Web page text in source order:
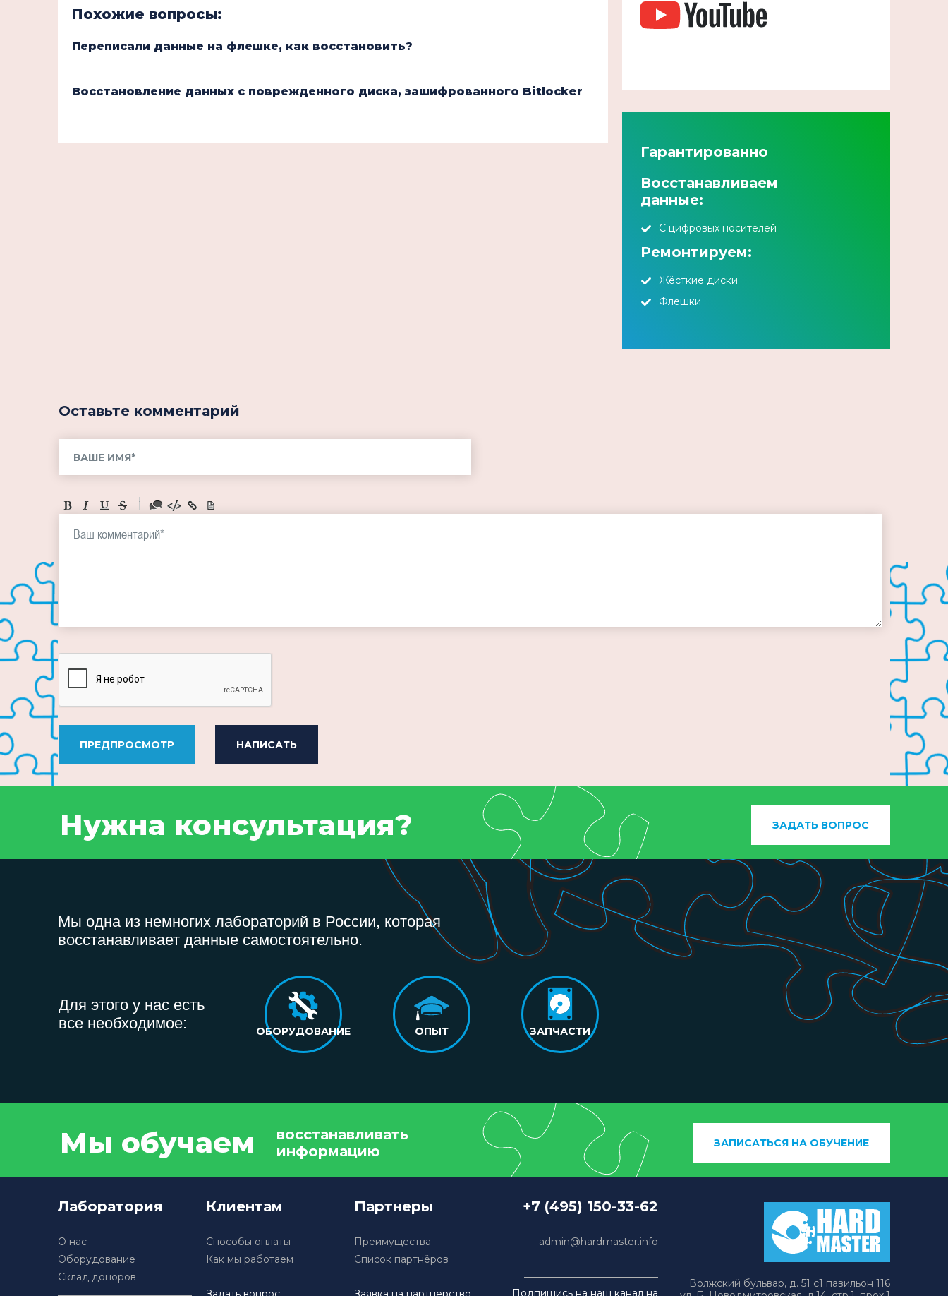
Похожие вопросы:
Переписали данные на флешке, как восстановить?
Восстановление данных с поврежденного диска, зашифрованного Bitlocker
Оставьте комментарий
-
-
-
ПРЕДПРОСМОТР НАПИСАТЬ
Гарантированно
Восстанавливаем
данные:
С цифровых носителей
Ремонтируем:
Жёсткие диски
Флешки
Нужна консультация? ЗАДАТЬ ВОПРОС
Мы одна из немногих лабораторий в России, которая
восстанавливает данные самостоятельно.
Для этого у нас есть
все необходимое:
ОБОРУДОВАНИЕ ОПЫТ ЗАПЧАСТИ
Мы обучаем
восстанавливать
информацию
ЗАПИСАТЬСЯ НА ОБУЧЕНИЕ
Лаборатория
О нас
Оборудование
Склад доноров
Клиентам
Способы оплаты
Как мы работаем
Партнеры
Преимущества
Список партнёров
+7 (495) 150-33-62
admin@hardmaster.info
Подпишись на наш канал на
Волжский бульвар, д. 51 с1 павильон 116